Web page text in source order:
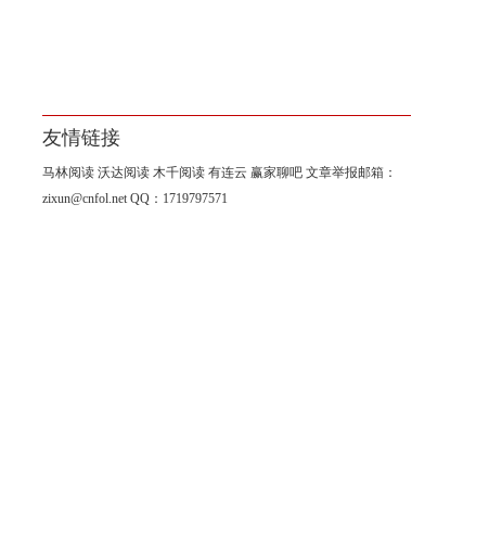
友情链接
马林阅读 沃达阅读 木千阅读 有连云 赢家聊吧 文章举报邮箱：
zixun@cnfol.net QQ：1719797571